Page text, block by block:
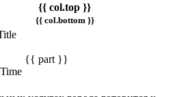
{{ col.top }}
{{ col.bottom }}
{{ part }}